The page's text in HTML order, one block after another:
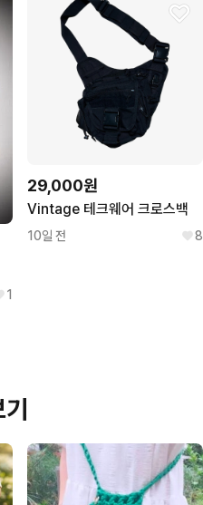
1
29,000원
Vintage 테크웨어 크로스백
10일 전 8